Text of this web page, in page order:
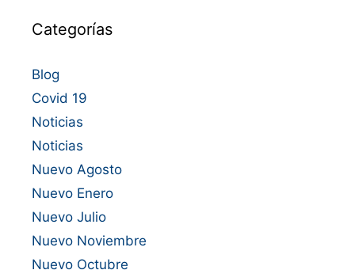
Categorías
Blog
Covid 19
Noticias
Noticias
Nuevo Agosto
Nuevo Enero
Nuevo Julio
Nuevo Noviembre
Nuevo Octubre